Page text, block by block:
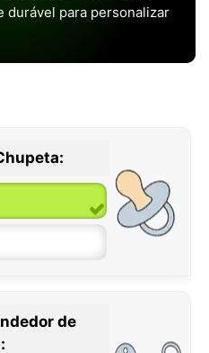
durável para personalizar
de